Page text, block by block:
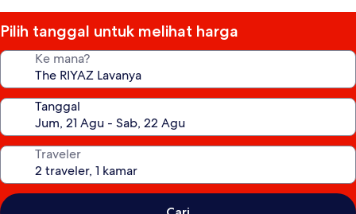
Pilih tanggal untuk melihat harga
Ke mana?
Tanggal
Traveler